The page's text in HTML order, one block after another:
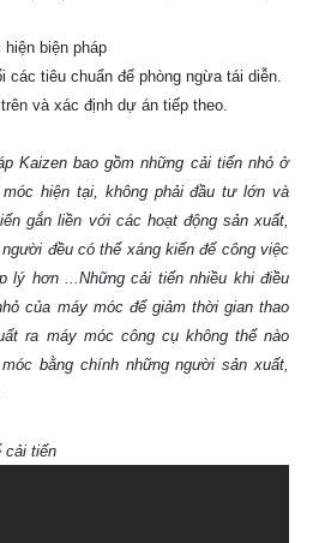
biện pháp
các tiêu chuẩn để phòng ngừa tái diễn.
và xác định dự án tiếp theo.
Kaizen bao gồm những cải tiến nhỏ ở
hiện tại, không phải đầu tư lớn và
gắn liền với các hoạt động sản xuất,
đều có thể xáng kiến để công việc
lý hơn ...Những cải tiến nhiều khi điều
của máy móc để giảm thời gian thao
ra máy móc công cụ không thể nào
bằng chính những người sản xuất,
cải tiến